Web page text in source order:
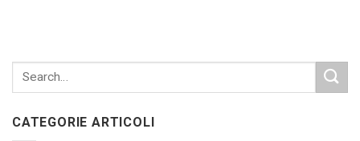
CATEGORIE ARTICOLI